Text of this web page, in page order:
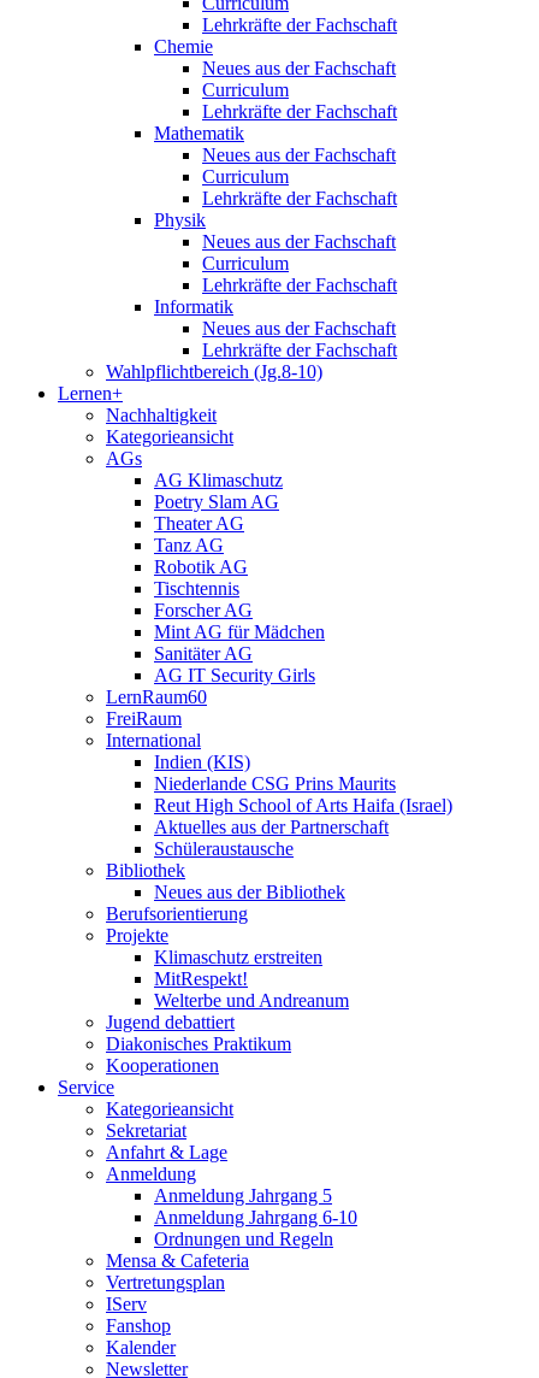
Lehrkräfte der Fachschaft
Chemie
Neues aus der Fachschaft
Curriculum
Lehrkräfte der Fachschaft
Mathematik
Neues aus der Fachschaft
Curriculum
Lehrkräfte der Fachschaft
Physik
Neues aus der Fachschaft
Curriculum
Lehrkräfte der Fachschaft
Informatik
Neues aus der Fachschaft
Lehrkräfte der Fachschaft
Wahlpflichtbereich (Jg.8-10)
Lernen+
Nachhaltigkeit
Kategorieansicht
AGs
AG Klimaschutz
Poetry Slam AG
Theater AG
Tanz AG
Robotik AG
Tischtennis
Forscher AG
Mint AG für Mädchen
Sanitäter AG
AG IT Security Girls
LernRaum60
FreiRaum
International
Indien (KIS)
Niederlande CSG Prins Maurits
Reut High School of Arts Haifa (Israel)
Aktuelles aus der Partnerschaft
Schüleraustausche
Bibliothek
Neues aus der Bibliothek
Berufsorientierung
Projekte
Klimaschutz erstreiten
MitRespekt!
Welterbe und Andreanum
Jugend debattiert
Diakonisches Praktikum
Kooperationen
Service
Kategorieansicht
Sekretariat
Anfahrt & Lage
Anmeldung
Anmeldung Jahrgang 5
Anmeldung Jahrgang 6-10
Ordnungen und Regeln
Mensa & Cafeteria
Vertretungsplan
IServ
Fanshop
Kalender
Newsletter